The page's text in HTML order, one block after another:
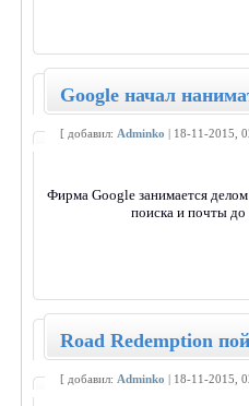
Google начал
[ добавил: Adminko | 18-11-2015,
Фирма Google занимается
поиска и почты
Road Redemption
[ добавил: Adminko | 18-11-2015,